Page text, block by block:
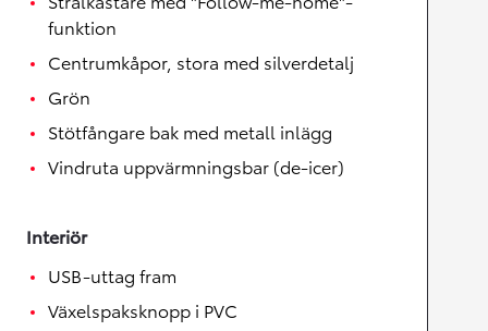
funktion
Centrumkåpor, stora med silverdetalj
Grön
Stötfångare bak med metall inlägg
Vindruta uppvärmningsbar (de-icer)
Interiör
USB-uttag fram
Växelspaksknopp i PVC